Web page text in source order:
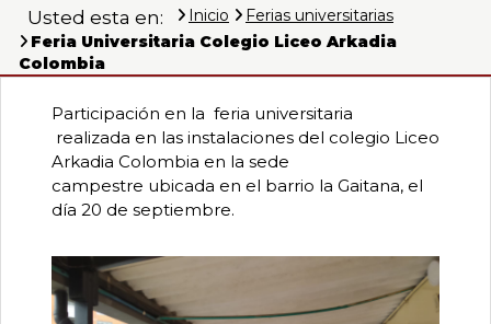
Usted esta en: Inicio
Ferias universitarias
Feria Universitaria Colegio Liceo Arkadia
Colombia
Participación en la feria universitaria
realizada en las instalaciones del colegio Liceo
Arkadia Colombia en la sede
campestre ubicada en el barrio la Gaitana, el
día 20 de septiembre.
un
registros
Anterior